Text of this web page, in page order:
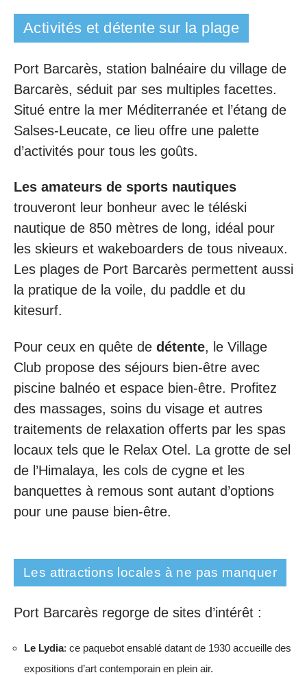
Activités et détente sur la plage
Port Barcarès, station balnéaire du village de
Barcarès, séduit par ses multiples facettes.
Situé entre la mer Méditerranée et l’étang de
Salses-Leucate, ce lieu offre une palette
d’activités pour tous les goûts.
Les amateurs de sports nautiques
trouveront leur bonheur avec le téléski
nautique de 850 mètres de long, idéal pour
les skieurs et wakeboarders de tous niveaux.
Les plages de Port Barcarès permettent aussi
la pratique de la voile, du paddle et du
kitesurf.
Pour ceux en quête de détente, le Village
Club propose des séjours bien-être avec
piscine balnéo et espace bien-être. Profitez
des massages, soins du visage et autres
traitements de relaxation offerts par les spas
locaux tels que le Relax Otel. La grotte de sel
de l’Himalaya, les cols de cygne et les
banquettes à remous sont autant d’options
pour une pause bien-être.
Les attractions locales à ne pas manquer
Port Barcarès regorge de sites d’intérêt :
Le Lydia: ce paquebot ensablé datant de 1930 accueille des
expositions d’art contemporain en plein air.